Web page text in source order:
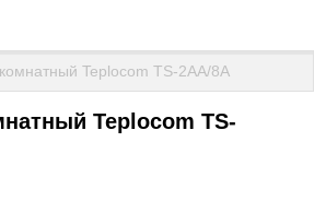
Teplocom TS-2AA/8A
Teplocom TS-